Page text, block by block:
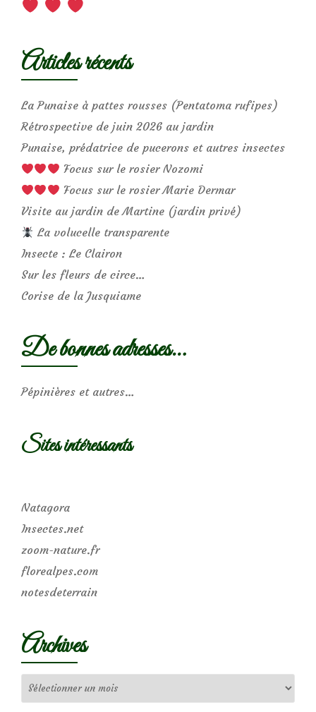
Articles récents
La Punaise à pattes rousses (Pentatoma rufipes)
Rétrospective de juin 2026 au jardin
Punaise, prédatrice de pucerons et autres insectes
Focus sur le rosier Nozomi
Focus sur le rosier Marie Dermar
Visite au jardin de Martine (jardin privé)
La volucelle transparente
Insecte : Le Clairon
Sur les fleurs de circe…
Corise de la Jusquiame
De bonnes adresses…
Pépinières et autres…
Sites intéressants
Natagora
Insectes.net
zoom-nature.fr
florealpes.com
notesdeterrain
Archives